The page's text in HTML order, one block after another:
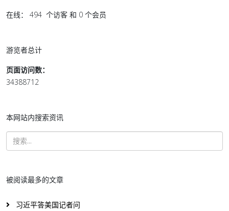
在线： 494 个访客 和 0 个会员
游览者总计
页面访问数：
34388712
本网站内搜索资讯
被阅读最多的文章
习近平答美国记者问